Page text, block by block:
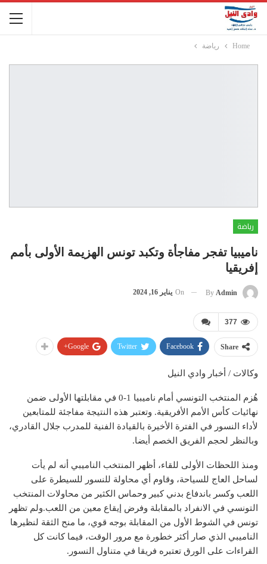
Home رياضة
رياضة
ناميبيا تفجر مفاجأة وتكبد تونس الهزيمة الأولى بأمم
إفريقيا
By Admin
On يناير 16, 2024
377
Share
Facebook
Twitter
Google+
وكالات / أخبار وادي النيل
هُزم المنتخب التونسي أمام ناميبيا 1-0 في مقابلتها الأولى ضمن
نهائيات كأس الأمم الأفريقية. وتعتبر هذه النتيجة مفاجئة للمتابعين
لأداء النسور في الفترة الأخيرة بالقيادة الفنية للمدرب جلال القادري،
وبالنظر لحجم الفريق الخصم أيضا.
ومنذ اللحظات الأولى للقاء، أظهر المنتخب الناميبي أنه لم يأت
لساحل العاج للسياحة، وقاوم أي محاولة للنسور للسيطرة على
اللعب وكسر باندفاع بدني كبير وحماس الكثير من محاولات المنتخب
التونسي في الانفراد بالمقابلة وفرض إيقاع معين من اللعب.ولم تظهر
تونس في الشوط الأول من المقابلة بوجه قوي، ما منح الثقة لنظيرها
الناميبي الذي صار أكثر خطورة مع مرور الوقت، فيما كانت كل
القراءات على الورق تعتبره فريقا في متناول النسور.